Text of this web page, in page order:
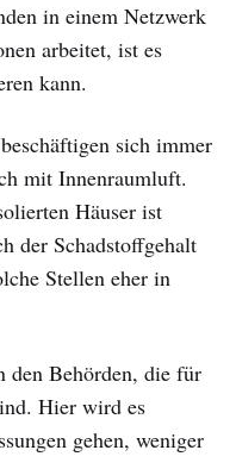
in einem Netzwerk
arbeitet, ist es
kann.
sich immer
mit Innenraumluft.
Häuser ist
der Schadstoffgehalt
Stellen eher in
den Behörden, die für
Hier wird es
gehen, weniger